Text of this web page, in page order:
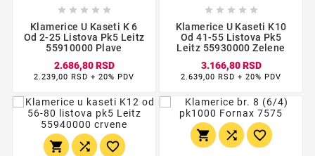
    
Klamerice U Kaseti K 6
Od 2-25 Listova Pk5 Leitz
55910000 Plave
2.686,80 RSD
2.239,00 RSD + 20% PDV
    
Klamerice U Kaseti K10
Od 41-55 Listova Pk5
Leitz 55930000 Zelene
3.166,80 RSD
2.639,00 RSD + 20% PDV
  
  